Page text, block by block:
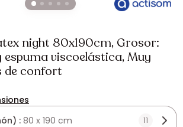
night 80x190cm, Grosor:
viscoelástica, Muy
de confort
: 80 x 190 cm 11